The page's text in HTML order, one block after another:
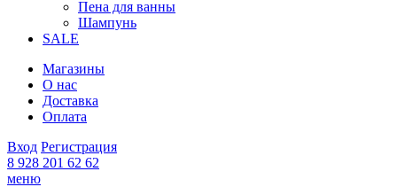
Пена для ванны
Шампунь
SALE
Магазины
О нас
Доставка
Оплата
Вход Регистрация
8 928 201 62 62
меню